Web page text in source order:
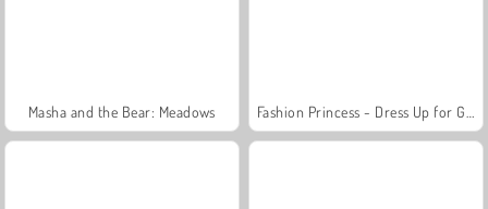
Masha and the Bear: Meadows